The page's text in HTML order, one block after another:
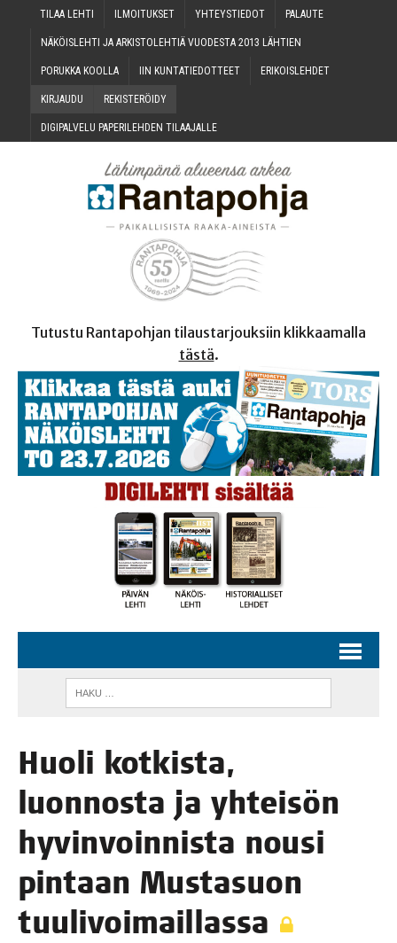
TILAA LEH­TI ILMOI­TUK­SET YHTEYS­TIE­DOT PALAU­TE
NÄKÖIS­LEH­TI JA ARKIS­TO­LEH­TIÄ VUO­DES­TA 2013 LÄHTIEN
PORUK­KA KOOLLA IIN KUN­TA­TIE­DOT­TEET ERI­KOIS­LEH­DET
KIR­JAU­DU REKIS­TE­RÖI­DY
DIGI­PAL­VE­LU PAPE­RI­LEH­DEN TILAAJALLE
Tutustu Rantapohjan tilaustarjouksiin klikkaamalla
tästä.
Huo­li kot­kis­ta,
luon­nos­ta ja yhtei­sön
hyvin­voin­nis­ta nousi
pin­taan Mus­ta­suon
tuulivoimaillassa